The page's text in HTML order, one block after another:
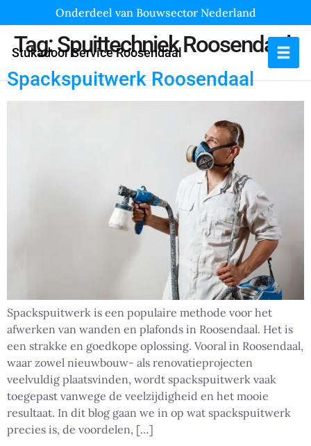
Onderdeel van Bouwsector Nederland
Stukadoor Service Roosendaal
Tag:Spuittechniek Roosendaal
Spackspuitwerk Roosendaal
Spackspuitwerk is een populaire methode voor het
afwerken van wanden en plafonds in Roosendaal. Het is
een strakke en goedkope oplossing. Vooral in Roosendaal,
waar zowel nieuwbouw- als renovatieprojecten
veelvuldig plaatsvinden, wordt spackspuitwerk vaak
toegepast vanwege de veelzijdigheid en het mooie
resultaat. In dit blog gaan we in op wat spackspuitwerk
precies is, de voordelen, […]